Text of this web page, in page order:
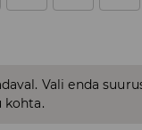
Vali enda